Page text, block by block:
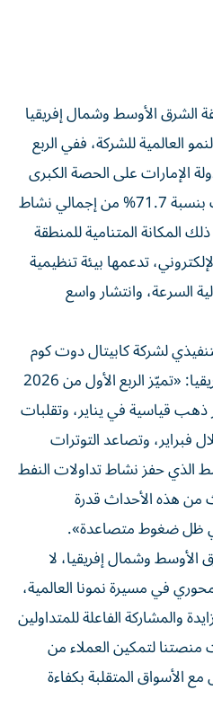
الشرق الأوسط وشمال إفريقيا
العالمية للشركة، ففي الربع
دولة الإمارات على الحصة الكبرى
من أحجام التداول، إذ أسهمت بنسبة 71.7% من إجمالي نشاط
المكانة المتنامية للمنطقة
تدعمها بيئة تنظيمية
السرعة، وانتشار واسع
لشركة كابيتال دوت كوم
في الشرق الأوسط وشمال إفريقيا: «تميّز الربع الأول من 2026
قياسية في يناير، وتقلبات
وتصاعد التوترات
الذي حفز نشاط تداولات النفط
هذه الأحداث قدرة
في ظل ضغوط متصاعدة».
وشمال إفريقيا، لا
في مسيرة نمونا العالمية،
والمشاركة الفاعلة للمتداولين
لتمكين العملاء من
مع الأسواق المتقلبة بكفاءة